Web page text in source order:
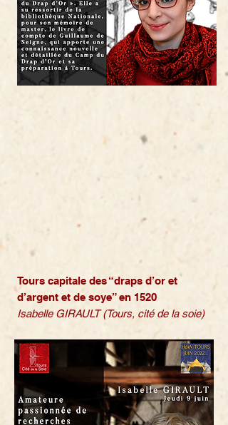
Tours capitale des “draps d’or et
d’argent et de soye” en 1520
Isabelle GIRAULT (Tours, cité de la soie)